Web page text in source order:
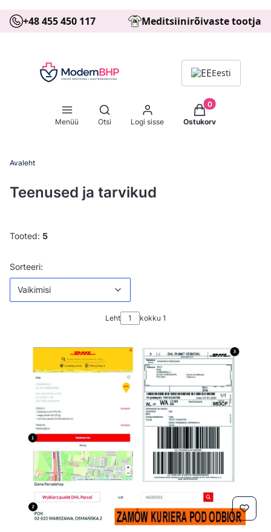
+48 455 450 117 Meditsiinirõivaste tootja
Eesti
Menüü
Ava otsingumootor
Otsi Logi sisse
Tooted
Ostukorv
Avaleht
Teenused ja tarvikud
Tooted: 5
Toodete loetelu
Sorteeri:
Vaikimisi
Leht kokku 1